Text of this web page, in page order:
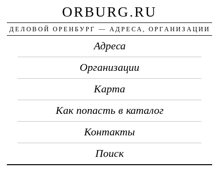
ORBURG.RU
ДЕЛОВОЙ ОРЕНБУРГ — АДРЕСА, ОРГАНИЗАЦИИ
Адреса
Организации
Карта
Как попасть в каталог
Контакты
Поиск